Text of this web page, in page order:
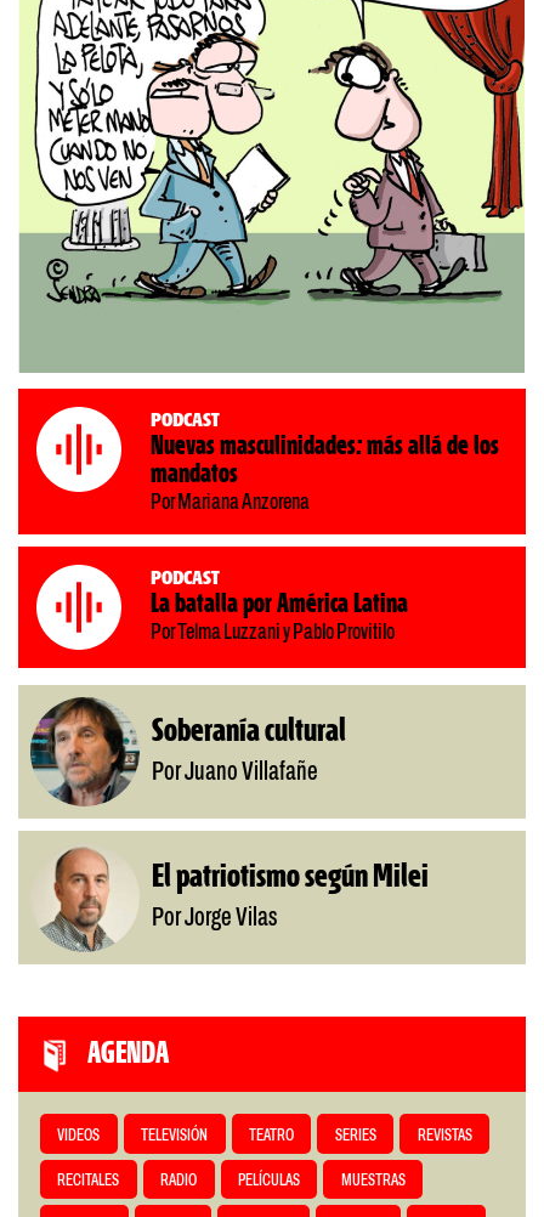
Podcast
Nuevas masculinidades: más allá de los
mandatos
Por Mariana Anzorena
Podcast
La batalla por América Latina
Por Telma Luzzani y Pablo Provitilo
Soberanía cultural
Por Juano Villafañe
El patriotismo según Milei
Por Jorge Vilas
AGENDA
VIDEOS TELEVISIÓN TEATRO SERIES REVISTAS
RECITALES RADIO PELÍCULAS MUESTRAS